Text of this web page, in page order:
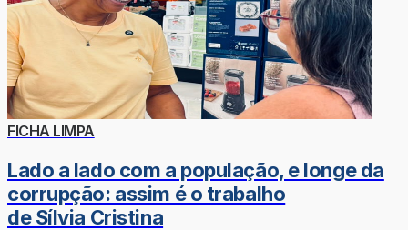
FICHA LIMPA
Lado a lado com a população, e longe da
corrupção: assim é o trabalho
de Sílvia Cristina